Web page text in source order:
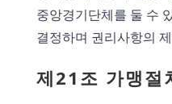
중앙경기단체를 둘 수
결정하며 권리사항의
제21조 가맹절